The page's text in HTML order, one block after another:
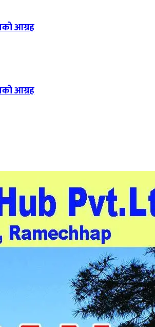
आग्रह
आग्रह